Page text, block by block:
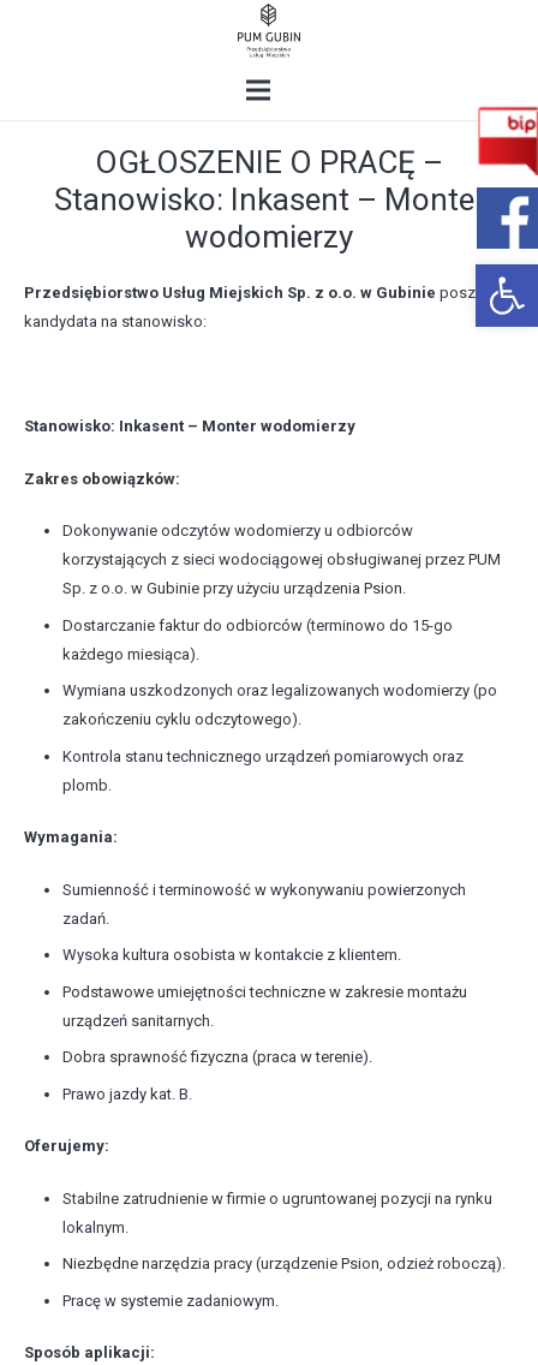
OGŁOSZENIE O PRACĘ –
Stanowisko: Inkasent – Monter
wodomierzy
Przedsiębiorstwo Usług Miejskich Sp. z o.o. w Gubinie poszukuje
kandydata na stanowisko:
Stanowisko: Inkasent – Monter wodomierzy
Zakres obowiązków:
Dokonywanie odczytów wodomierzy u odbiorców
korzystających z sieci wodociągowej obsługiwanej przez PUM
Sp. z o.o. w Gubinie przy użyciu urządzenia Psion.
Dostarczanie faktur do odbiorców (terminowo do 15-go
każdego miesiąca).
Wymiana uszkodzonych oraz legalizowanych wodomierzy (po
zakończeniu cyklu odczytowego).
Kontrola stanu technicznego urządzeń pomiarowych oraz
plomb.
Wymagania:
Sumienność i terminowość w wykonywaniu powierzonych
zadań.
Wysoka kultura osobista w kontakcie z klientem.
Podstawowe umiejętności techniczne w zakresie montażu
urządzeń sanitarnych.
Dobra sprawność fizyczna (praca w terenie).
Prawo jazdy kat. B.
Oferujemy:
Stabilne zatrudnienie w firmie o ugruntowanej pozycji na rynku
lokalnym.
Niezbędne narzędzia pracy (urządzenie Psion, odzież roboczą).
Pracę w systemie zadaniowym.
Sposób aplikacji: